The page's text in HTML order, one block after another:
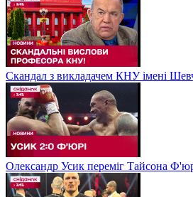
Скандал з викладачем КНУ імені
Олександр Усик переміг Тайсона